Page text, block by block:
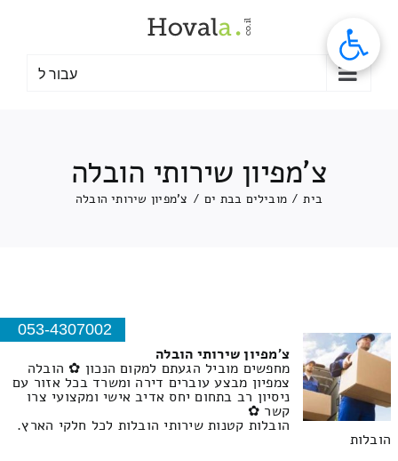
עבור ל
צ'מפיון שירותי הובלה
בית / מובילים בבת ים / צ'מפיון שירותי הובלה
053-4307002
צ'מפיון שירותי הובלה
מחפשים מוביל הגעתם למקום הנכון ✿ הובלה
צמפיון מבצע עוברים דירה ומשרד בכל אזור עם
ניסיון רב בתחום יחס אדיב אישי ומקצועי צרו
קשר ✿
הובלות קטנות שירותי הובלות לכל חלקי הארץ.
הובלות